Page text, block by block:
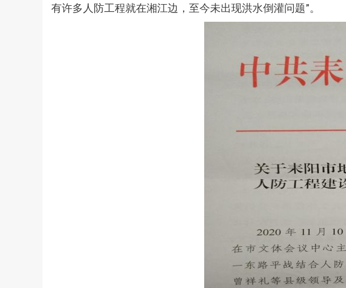
有许多人防工程就在湘江边，至今未出现洪水倒灌问题”。